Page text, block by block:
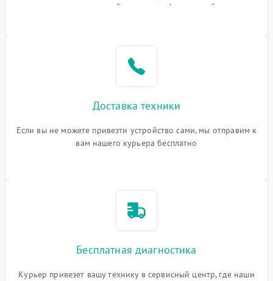
или оставить свой номер телефона на сайте
Доставка техники
Если вы не можете привезти устройство сами, мы отправим к
вам нашего курьера бесплатно
Бесплатная диагностика
Курьер привезет вашу технику в сервисный центр, где наши